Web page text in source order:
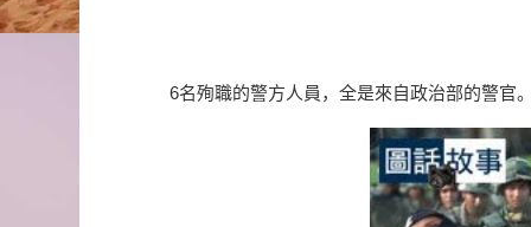
6名殉職的警方人員，全是來自政治部的警官